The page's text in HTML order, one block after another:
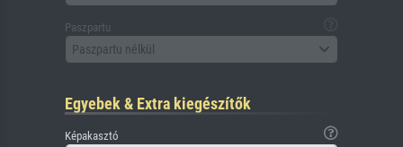
Paszpartu
Paszpartu nélkül
Egyebek & Extra kiegészítők
Képakasztó